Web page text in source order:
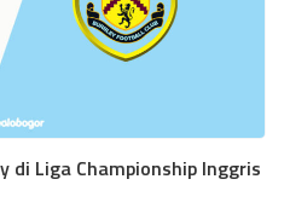
di Liga Championship Inggris